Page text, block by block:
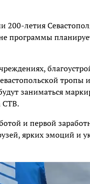
летия
программы
тропы
заниматься
СТВ.
и первой
ярких эмоций и